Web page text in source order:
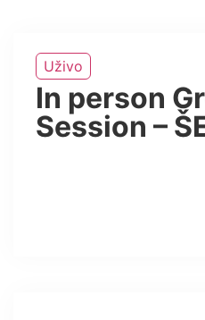
Uživo
In person
Session –